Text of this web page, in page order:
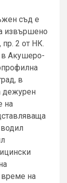
съд е
извършено
пр. 2 от НК.
в Акушеро-
в
дежурен
на
време на